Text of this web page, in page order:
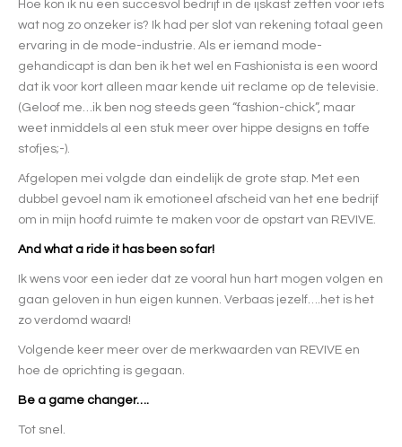
Hoe kon ik nu een succesvol bedrijf in de ijskast zetten voor iets
wat nog zo onzeker is? Ik had per slot van rekening totaal geen
ervaring in de mode-industrie. Als er iemand mode-
gehandicapt is dan ben ik het wel en Fashionista is een woord
dat ik voor kort alleen maar kende uit reclame op de televisie.
(Geloof me…ik ben nog steeds geen “fashion-chick”, maar
weet inmiddels al een stuk meer over hippe designs en toffe
stofjes;-).
Afgelopen mei volgde dan eindelijk de grote stap. Met een
dubbel gevoel nam ik emotioneel afscheid van het ene bedrijf
om in mijn hoofd ruimte te maken voor de opstart van REVIVE.
And what a ride it has been so far!
Ik wens voor een ieder dat ze vooral hun hart mogen volgen en
gaan geloven in hun eigen kunnen. Verbaas jezelf….het is het
zo verdomd waard!
Volgende keer meer over de merkwaarden van REVIVE en
hoe de oprichting is gegaan.
Be a game changer….
Tot snel.